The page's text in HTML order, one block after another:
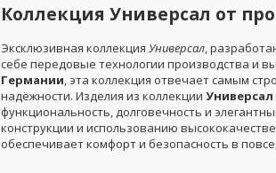
Коллекция Универсал от
Эксклюзивная коллекция Универсал,
себе передовые технологии производства и
Германии, эта коллекция отвечает самым
надёжности. Изделия из коллекции Универсал
функциональность, долговечность и
конструкции и использованию
обеспечивает комфорт и безопасность в